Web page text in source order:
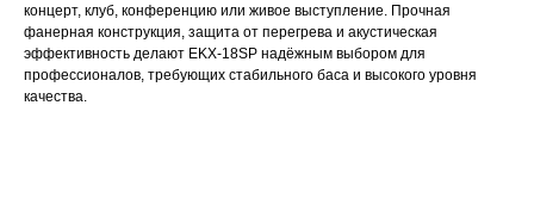
концерт, клуб, конференцию или живое выступление. Прочная
фанерная конструкция, защита от перегрева и акустическая
эффективность делают EKX-18SP надёжным выбором для
профессионалов, требующих стабильного баса и высокого уровня
качества.